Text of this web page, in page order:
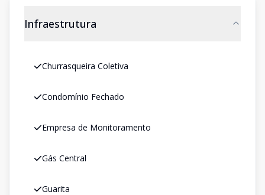
Infraestrutura
Churrasqueira Coletiva
Condomínio Fechado
Empresa de Monitoramento
Gás Central
Guarita